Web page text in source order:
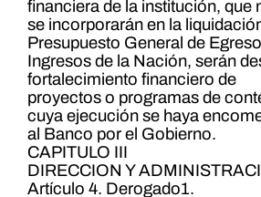
financiera de la institución, que
se incorporarán en la
Presupuesto General de
Ingresos de la Nación, serán
fortalecimiento financiero de
proyectos o programas de
cuya ejecución se haya
al Banco por el Gobierno.
CAPITULO III
DIRECCION Y
Artículo 4. Derogado1.